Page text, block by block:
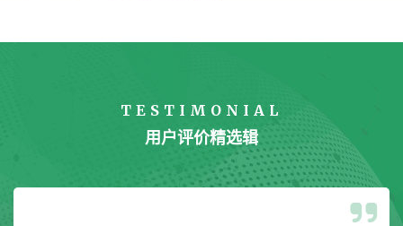
TESTIMONIAL
用户评价精选辑